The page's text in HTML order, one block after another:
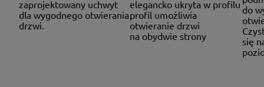
zaprojektowany uchwyt
dla wygodnego otwierania
drzwi.
elegancko ukryta w profilu
profil umożliwia
otwieranie drzwi
na obydwie strony
do
się